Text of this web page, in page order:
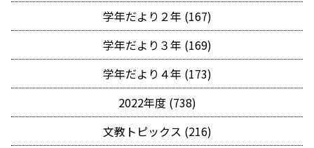
学年だより２年 (167)
学年だより３年 (169)
学年だより４年 (173)
2022年度 (738)
文教トピックス (216)